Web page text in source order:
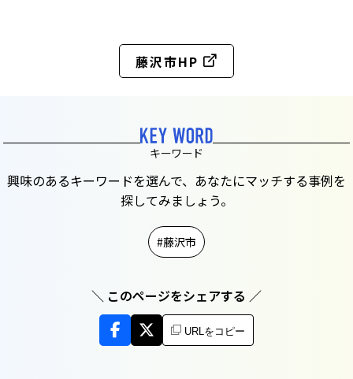
藤沢市HP
キーワード
興味のあるキーワードを選んで、あなたにマッチする事例を
探してみましょう。
藤沢市
＼ このページをシェアする ／
URLをコピー